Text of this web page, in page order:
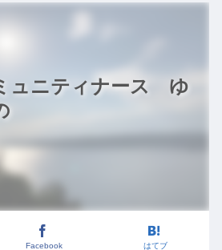
ュニティナース ゆ
Facebook はてブ